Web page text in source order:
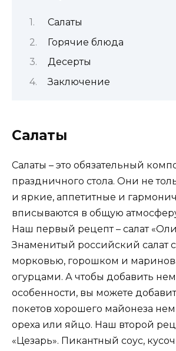
Салаты
Горячие блюда
Десерты
Заключение
Салаты
Салаты – это обязательный
праздничного стола. Они не
и яркие, аппетитные и
вписываются в общую
Наш первый рецепт – салат
Знаменитый российский салат
морковью, горошком и
огурцами. А чтобы добавить
особенности, вы можете
покетов хорошего майонеза
ореха или яйцо. Наш второй
«Цезарь». Пикантный соус,